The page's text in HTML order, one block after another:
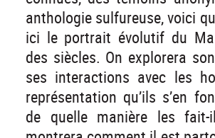
anthologie sulfureuse, voici
ici le portrait évolutif du
des siècles. On explorera
ses interactions avec les
représentation qu’ils s’en
de quelle manière les